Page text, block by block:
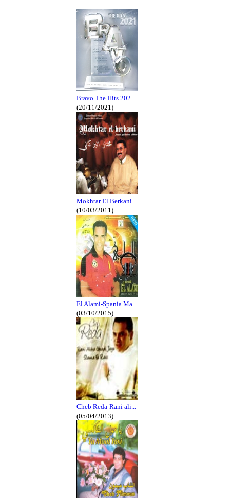
Bravo The Hits 202...
(20/11/2021)
Mokhtar El Berkani...
(10/03/2011)
El Alami-Spania Ma...
(03/10/2015)
Cheb Reda-Rani ali...
(05/04/2013)